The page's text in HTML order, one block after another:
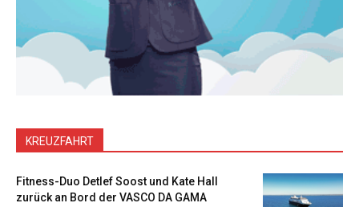
KREUZFAHRT
Fitness-Duo Detlef Soost und Kate Hall
zurück an Bord der VASCO DA GAMA